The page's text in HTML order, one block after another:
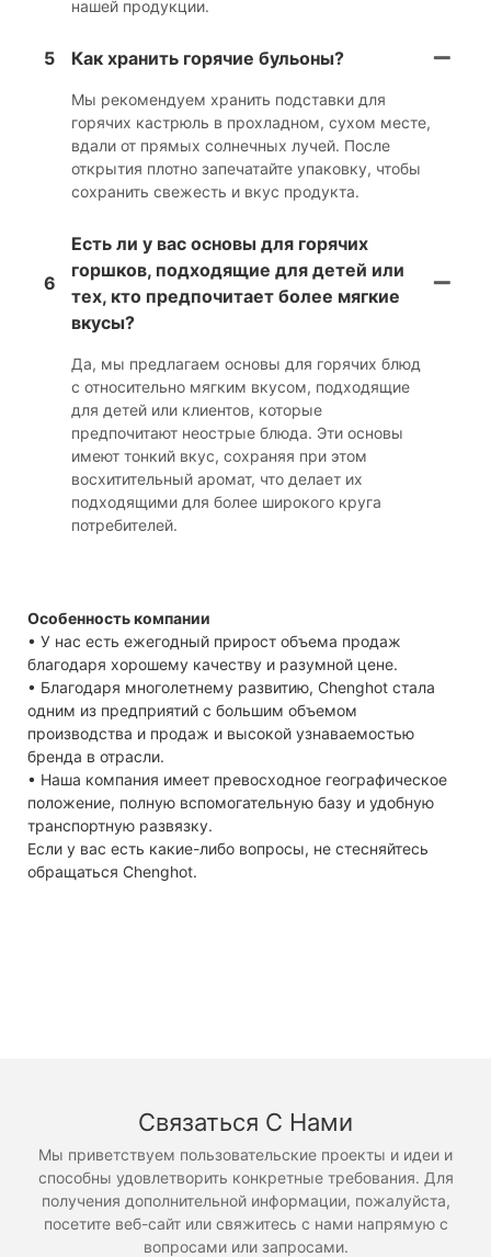
нашей продукции.
5 Как хранить горячие бульоны?
Мы рекомендуем хранить подставки для
горячих кастрюль в прохладном, сухом месте,
вдали от прямых солнечных лучей. После
открытия плотно запечатайте упаковку, чтобы
сохранить свежесть и вкус продукта.
6
Есть ли у вас основы для горячих
горшков, подходящие для детей или
тех, кто предпочитает более мягкие
вкусы?
Да, мы предлагаем основы для горячих блюд
с относительно мягким вкусом, подходящие
для детей или клиентов, которые
предпочитают неострые блюда. Эти основы
имеют тонкий вкус, сохраняя при этом
восхитительный аромат, что делает их
подходящими для более широкого круга
потребителей.
Особенность компании
• У нас есть ежегодный прирост объема продаж
благодаря хорошему качеству и разумной цене.
• Благодаря многолетнему развитию, Chenghot стала
одним из предприятий с большим объемом
производства и продаж и высокой узнаваемостью
бренда в отрасли.
• Наша компания имеет превосходное географическое
положение, полную вспомогательную базу и удобную
транспортную развязку.
Если у вас есть какие-либо вопросы, не стесняйтесь
обращаться Chenghot.
Связаться С Нами
Мы приветствуем пользовательские проекты и идеи и
способны удовлетворить конкретные требования. Для
получения дополнительной информации, пожалуйста,
посетите веб-сайт или свяжитесь с нами напрямую с
вопросами или запросами.